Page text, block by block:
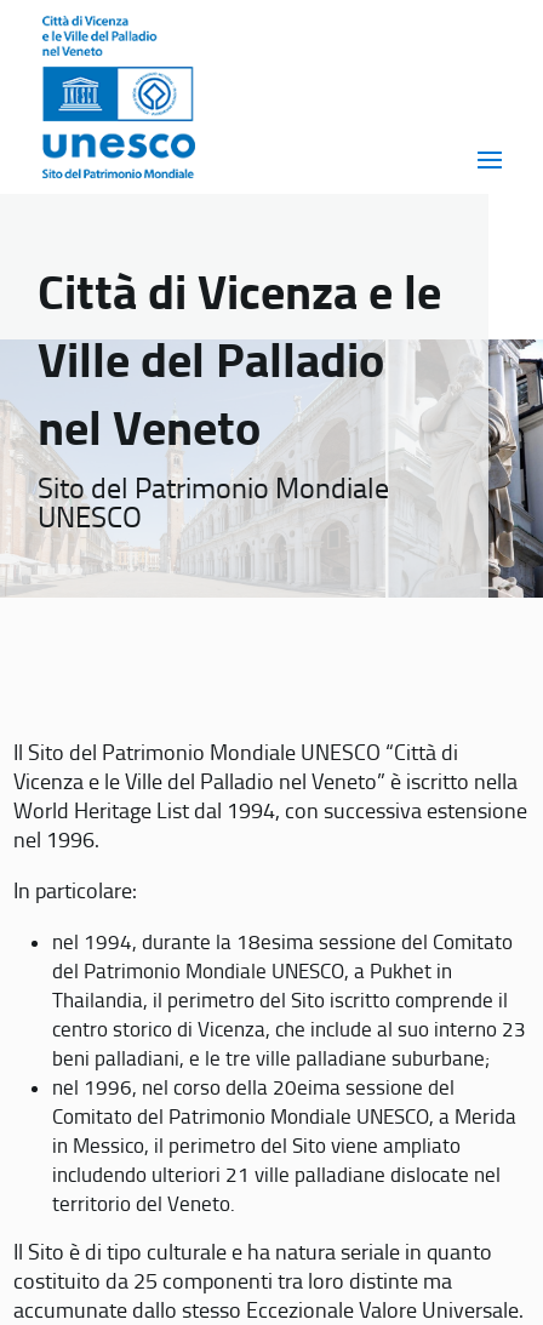
Città di Vicenza e le
Ville del Palladio
nel Veneto
Sito del Patrimonio Mondiale
UNESCO
Il Sito del Patrimonio Mondiale UNESCO “Città di
Vicenza e le Ville del Palladio nel Veneto” è iscritto nella
World Heritage List dal 1994, con successiva estensione
nel 1996.
In particolare:
nel 1994, durante la 18esima sessione del Comitato
del Patrimonio Mondiale UNESCO, a Pukhet in
Thailandia, il perimetro del Sito iscritto comprende il
centro storico di Vicenza, che include al suo interno 23
beni palladiani, e le tre ville palladiane suburbane;
nel 1996, nel corso della 20eima sessione del
Comitato del Patrimonio Mondiale UNESCO, a Merida
in Messico, il perimetro del Sito viene ampliato
includendo ulteriori 21 ville palladiane dislocate nel
territorio del Veneto.
Il Sito è di tipo culturale e ha natura seriale in quanto
costituito da 25 componenti tra loro distinte ma
accumunate dallo stesso Eccezionale Valore Universale.